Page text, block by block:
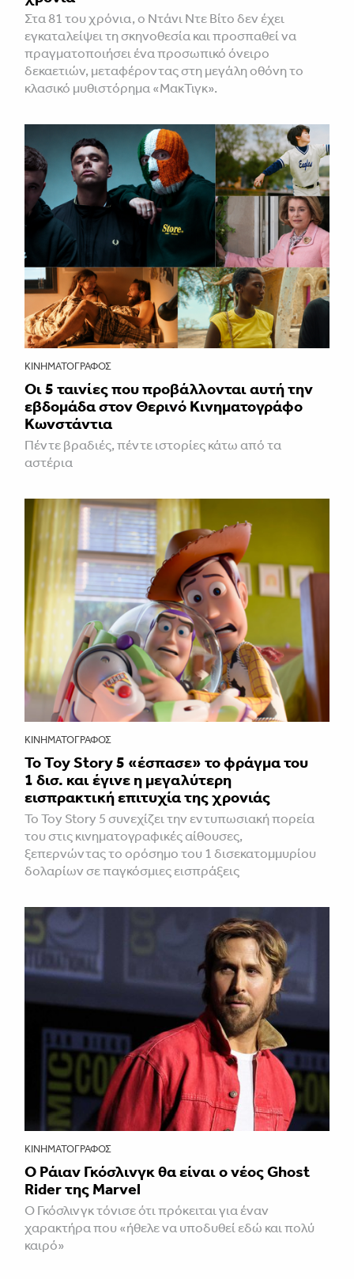
Στα 81 του χρόνια, ο Ντάνι Ντε Βίτο δεν έχει
εγκαταλείψει τη σκηνοθεσία και προσπαθεί να
πραγματοποιήσει ένα προσωπικό όνειρο
δεκαετιών, μεταφέροντας στη μεγάλη οθόνη το
κλασικό μυθιστόρημα «ΜακΤιγκ».
ΚΙΝΗΜΑΤΟΓΡΆΦΟΣ
Οι 5 ταινίες που προβάλλονται αυτή την
εβδομάδα στον Θερινό Κινηματογράφο
Κωνστάντια
Πέντε βραδιές, πέντε ιστορίες κάτω από τα
αστέρια
ΚΙΝΗΜΑΤΟΓΡΆΦΟΣ
Το Toy Story 5 «έσπασε» το φράγμα του
1 δισ. και έγινε η μεγαλύτερη
εισπρακτική επιτυχία της χρονιάς
Το Toy Story 5 συνεχίζει την εντυπωσιακή πορεία
του στις κινηματογραφικές αίθουσες,
ξεπερνώντας το ορόσημο του 1 δισεκατομμυρίου
δολαρίων σε παγκόσμιες εισπράξεις
ΚΙΝΗΜΑΤΟΓΡΆΦΟΣ
Ο Ράιαν Γκόσλινγκ θα είναι ο νέος Ghost
Rider της Marvel
Ο Γκόσλινγκ τόνισε ότι πρόκειται για έναν
χαρακτήρα που «ήθελε να υποδυθεί εδώ και πολύ
καιρό»